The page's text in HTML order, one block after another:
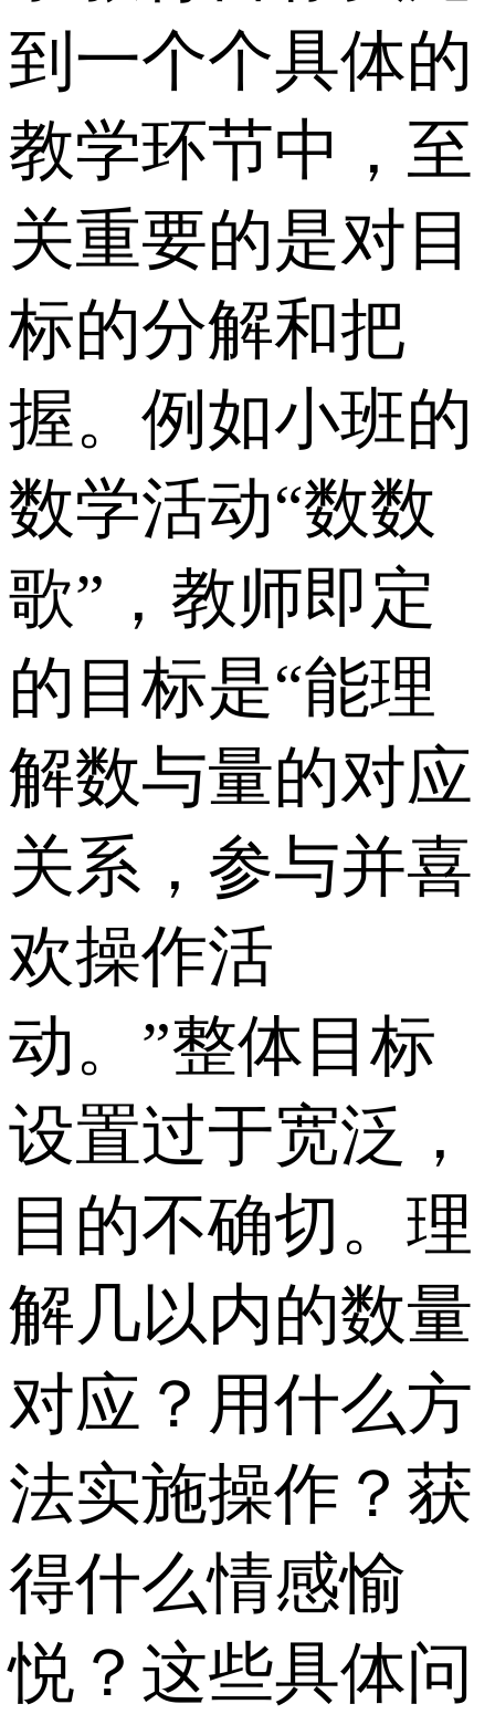
到一个个具体的
教学环节中，至
关重要的是对目
标的分解和把
握。例如小班的
数学活动“数数
歌”，教师即定
的目标是“能理
解数与量的对应
关系，参与并喜
欢操作活
动。”整体目标
设置过于宽泛，
目的不确切。理
解几以内的数量
对应？用什么方
法实施操作？获
得什么情感愉
悦？这些具体问